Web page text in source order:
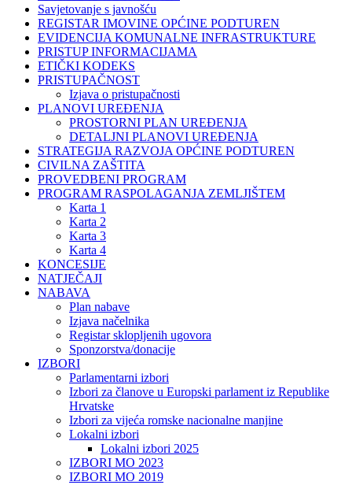
Savjetovanje s javnošću
REGISTAR IMOVINE OPĆINE PODTUREN
EVIDENCIJA KOMUNALNE INFRASTRUKTURE
PRISTUP INFORMACIJAMA
ETIČKI KODEKS
PRISTUPAČNOST
Izjava o pristupačnosti
PLANOVI UREĐENJA
PROSTORNI PLAN UREĐENJA
DETALJNI PLANOVI UREĐENJA
STRATEGIJA RAZVOJA OPĆINE PODTUREN
CIVILNA ZAŠTITA
PROVEDBENI PROGRAM
PROGRAM RASPOLAGANJA ZEMLJIŠTEM
Karta 1
Karta 2
Karta 3
Karta 4
KONCESIJE
NATJEČAJI
NABAVA
Plan nabave
Izjava načelnika
Registar sklopljenih ugovora
Sponzorstva/donacije
IZBORI
Parlamentarni izbori
Izbori za članove u Europski parlament iz Republike
Hrvatske
Izbori za vijeća romske nacionalne manjine
Lokalni izbori
Lokalni izbori 2025
IZBORI MO 2023
IZBORI MO 2019